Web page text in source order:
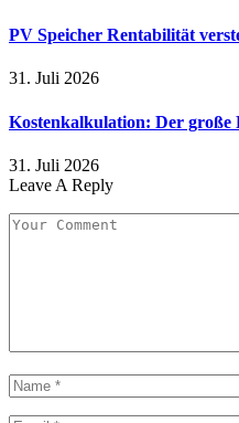
PV Speicher Rentabilität
31. Juli 2026
Kostenkalkulation: Der große
31. Juli 2026
Leave A Reply